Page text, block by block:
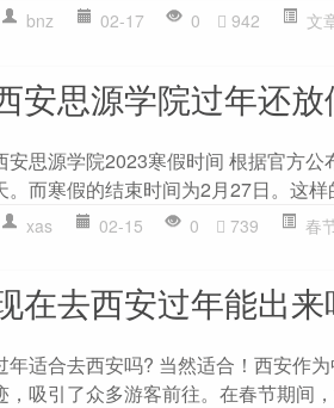
bnz 02-17 0 942 文
安思源学院过年还放
安思源学院2023寒假时间 根据官方
。而寒假的结束时间为2月27日。这
xas 02-15 0 739 春
在去西安过年能出来
年适合去西安吗? 当然适合！西安作
，吸引了众多游客前往。在春节期间